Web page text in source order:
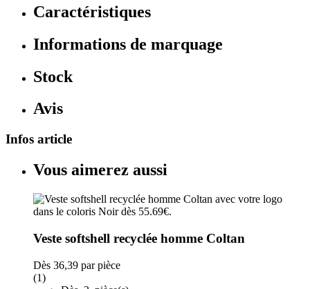
Caractéristiques
Informations de marquage
Stock
Avis
Infos article
Vous aimerez aussi
Veste softshell recyclée homme Coltan
Dès 36,39 par pièce
(1)